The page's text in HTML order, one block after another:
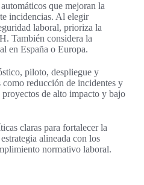
que mejoran la
incidencias. Al elegir
laboral, prioriza la
También considera la
en España o Europa.
piloto, despliegue y
reducción de incidentes y
de alto impacto y bajo
claras para fortalecer la
alineada con los
normativo laboral.